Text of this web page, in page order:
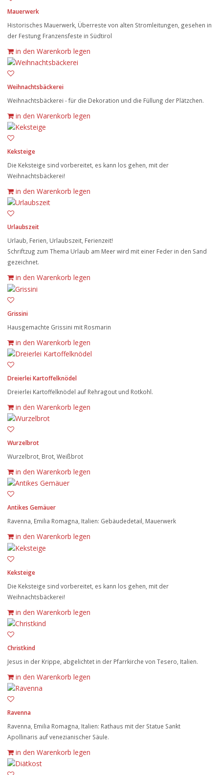
Mauerwerk
Historisches Mauerwerk, Überreste von alten Stromleitungen, gesehen in
der Festung Franzensfeste in Südtirol
in den Warenkorb legen
Weihnachtsbäckerei
Weihnachtsbäckerei - für die Dekoration und die Füllung der Plätzchen.
in den Warenkorb legen
Keksteige
Die Keksteige sind vorbereitet, es kann los gehen, mit der
Weihnachtsbäckerei!
in den Warenkorb legen
Urlaubszeit
Urlaub, Ferien, Urlaubszeit, Ferienzeit!
Schriftzug zum Thema Urlaub am Meer wird mit einer Feder in den Sand
gezeichnet.
in den Warenkorb legen
Grissini
Hausgemachte Grissini mit Rosmarin
in den Warenkorb legen
Dreierlei Kartoffelknödel
Dreierlei Kartoffelknödel auf Rehragout und Rotkohl.
in den Warenkorb legen
Wurzelbrot
Wurzelbrot, Brot, Weißbrot
in den Warenkorb legen
Antikes Gemäuer
Ravenna, Emilia Romagna, Italien: Gebäudedetail, Mauerwerk
in den Warenkorb legen
Keksteige
Die Keksteige sind vorbereitet, es kann los gehen, mit der
Weihnachtsbäckerei!
in den Warenkorb legen
Christkind
Jesus in der Krippe, abgelichtet in der Pfarrkirche von Tesero, Italien.
in den Warenkorb legen
Ravenna
Ravenna, Emilia Romagna, Italien: Rathaus mit der Statue Sankt
Apollinaris auf venezianischer Säule.
in den Warenkorb legen